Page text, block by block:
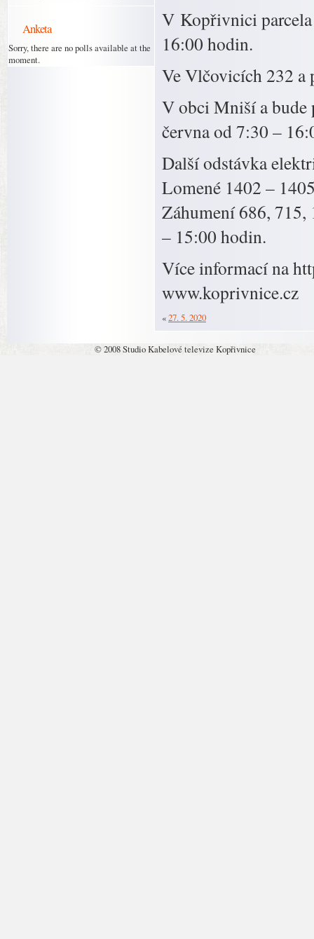
Anketa
Sorry, there are no polls available at the
moment.
V Kopřivnici parcela
16:00 hodin.
Ve Vlčovicích 232 a
V obci Mniší a bude
června od 7:30 –
Další odstávka
Lomené 1402 –
Záhumení 686, 715,
– 15:00 hodin.
Více informací na
www.koprivnice.cz
«27. 5. 2020
© 2008 Studio Kabelové televize Kopřivnice